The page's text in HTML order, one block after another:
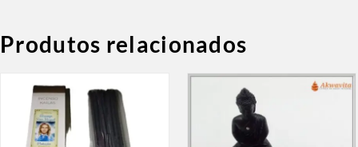
Produtos relacionados